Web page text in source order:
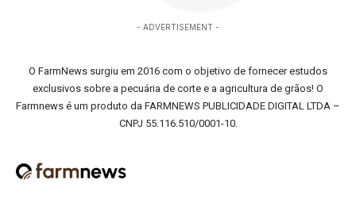
- ADVERTISEMENT -
O FarmNews surgiu em 2016 com o objetivo de fornecer estudos
exclusivos sobre a pecuária de corte e a agricultura de grãos! O
Farmnews é um produto da FARMNEWS PUBLICIDADE DIGITAL LTDA –
CNPJ 55.116.510/0001-10.